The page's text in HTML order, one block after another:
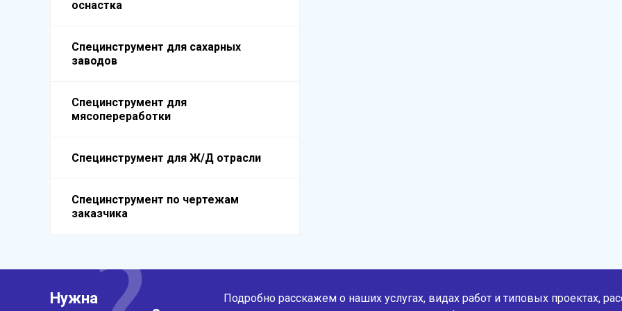
оснастка
Специнструмент для сахарных
заводов
Специнструмент для
мясопереработки
Специнструмент для Ж/Д отрасли
Специнструмент по чертежам
заказчика
Нужна
Подробно расскажем о наших услугах, видах работ и типовых проектах,